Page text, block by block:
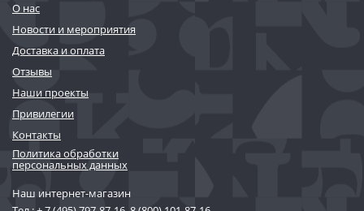
О нас
Новости и мероприятия
Доставка и оплата
Отзывы
Наши проекты
Привилегии
Контакты
Политика обработки
персональных данных
Наш интернет-магазин